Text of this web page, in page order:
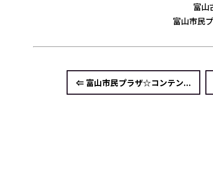
富山
富山市民
⇐ 富山市民プラザ☆コンテン...